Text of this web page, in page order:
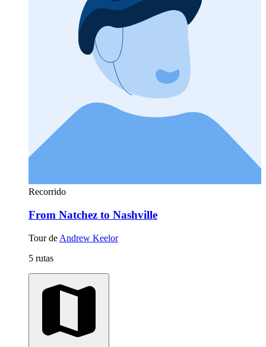
Recorrido
From Natchez to Nashville
Tour de Andrew Keelor
5 rutas